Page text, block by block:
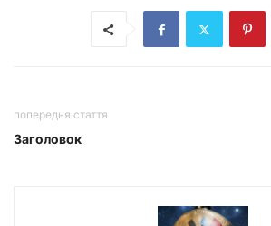
попередня стаття
Заголовок